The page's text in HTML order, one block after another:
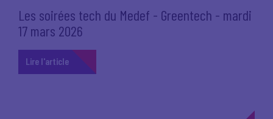
Les soirées tech du Medef - Greentech - mardi
17 mars 2026
Lire l'article